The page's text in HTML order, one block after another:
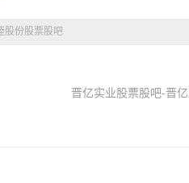
股份股票股吧
晋亿实业股票股吧-晋